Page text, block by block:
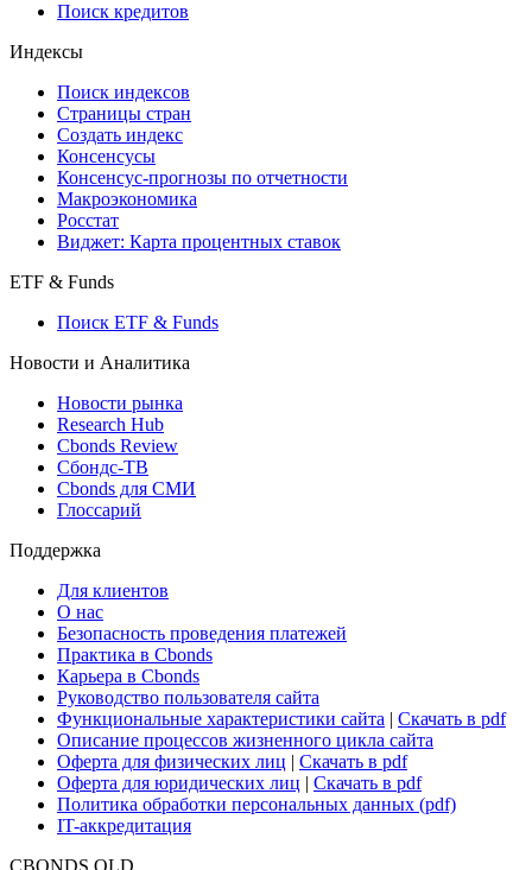
Поиск кредитов
Индексы
Поиск индексов
Страницы стран
Создать индекс
Консенсусы
Консенсус-прогнозы по отчетности
Макроэкономика
Росстат
Виджет: Карта процентных ставок
ETF & Funds
Поиск ETF & Funds
Новости и Аналитика
Новости рынка
Research Hub
Cbonds Review
Сбондс-ТВ
Cbonds для СМИ
Глоссарий
Поддержка
Для клиентов
О нас
Безопасность проведения платежей
Практика в Cbonds
Карьера в Cbonds
Руководство пользователя сайта
Функциональные характеристики сайта | Скачать в pdf
Описание процессов жизненного цикла сайта
Оферта для физических лиц | Скачать в pdf
Оферта для юридических лиц | Скачать в pdf
Политика обработки персональных данных (pdf)
IT-аккредитация
CBONDS OLD